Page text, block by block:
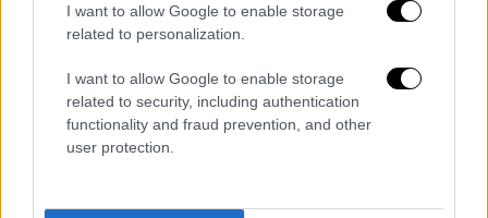
I want to allow Google to enable storage
related to personalization.
I want to allow Google to enable storage
related to security, including authentication
functionality and fraud prevention, and other
user protection.
Όταν αυτές οι «εταιρείες»
επανήλθαν οι αρχικοί επιτήδειοι ζητώντας
επιπλέονχρήματα με την υποτιθέμενη
παρουσίαδικηγόρου , οδηγώντας τη
συνολικήλεία της απάτης στα